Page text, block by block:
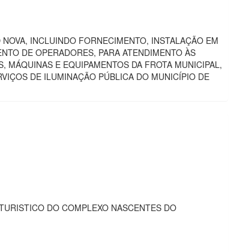
INCLUINDO FORNECIMENTO, INSTALAÇÃO EM
DE OPERADORES, PARA ATENDIMENTO ÀS
MÁQUINAS E EQUIPAMENTOS DA FROTA MUNICIPAL,
DE ILUMINAÇÃO PÚBLICA DO MUNICÍPIO DE
DO COMPLEXO NASCENTES DO